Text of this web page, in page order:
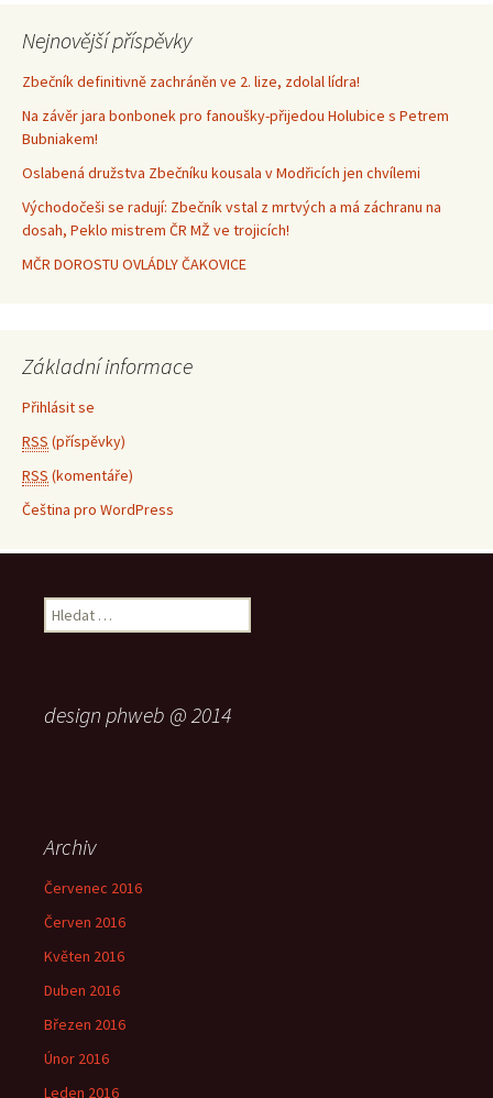
Nejnovější příspěvky
Zbečník definitivně zachráněn ve 2. lize, zdolal lídra!
Na závěr jara bonbonek pro fanoušky-přijedou Holubice s Petrem
Bubniakem!
Oslabená družstva Zbečníku kousala v Modřicích jen chvílemi
Východočeši se radují: Zbečník vstal z mrtvých a má záchranu na
dosah, Peklo mistrem ČR MŽ ve trojicích!
MČR DOROSTU OVLÁDLY ČAKOVICE
Základní informace
Přihlásit se
RSS (příspěvky)
RSS (komentáře)
Čeština pro WordPress
Vyhledávání
design phweb @ 2014
Archiv
Červenec 2016
Červen 2016
Květen 2016
Duben 2016
Březen 2016
Únor 2016
Leden 2016